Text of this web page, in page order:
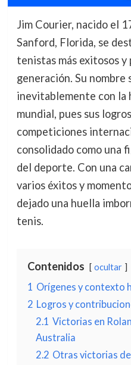
Jim Courier, nacido el
Sanford, Florida, se
tenistas más exitosos y
generación. Su nombre
inevitablemente con la
mundial, pues sus
competiciones
consolidado como una
del deporte. Con una
varios éxitos y
dejado una huella
tenis.
Contenidos ocultar
1 Orígenes y contexto
2 Logros y
2.1 Victorias en
Australia
2.2 Otras victorias